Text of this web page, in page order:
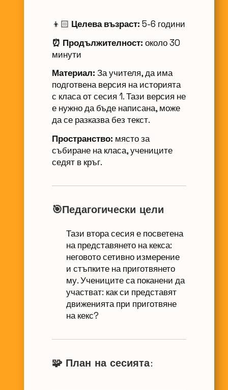
👦🏻 Целева възраст: 5-6 години
⏰ Продължителност: около 30
минути
Материал: За учителя, да има
подготвена версия на историята
с класа от сесия 1. Тази версия не
е нужно да бъде написана, може
да се разказва без текст.
Пространство: място за
събиране на класа, учениците
седят в кръг.
🎯Педагогически цели
Тази втора сесия е посветена
на представянето на кекса:
неговото сетивно измерение
и стъпките на приготвянето
му. Учениците са поканени да
участват: как си представят
движенията при приготвяне
на кекс?
🧩 План на сесията: